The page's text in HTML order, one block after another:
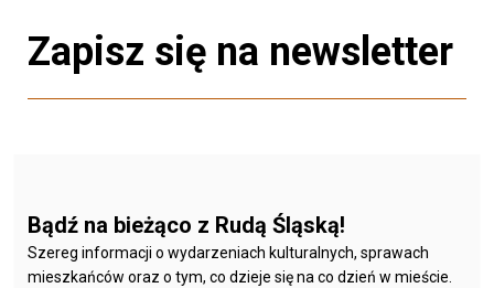
Zapisz się na newsletter
Bądź na bieżąco z Rudą Śląską!
Szereg informacji o wydarzeniach kulturalnych, sprawach
mieszkańców oraz o tym, co dzieje się na co dzień w mieście.